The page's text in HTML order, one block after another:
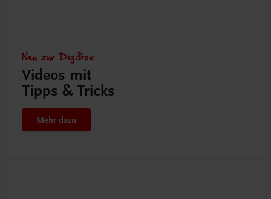
Neu zur DigiBox
Videos mit
Tipps & Tricks
Mehr dazu